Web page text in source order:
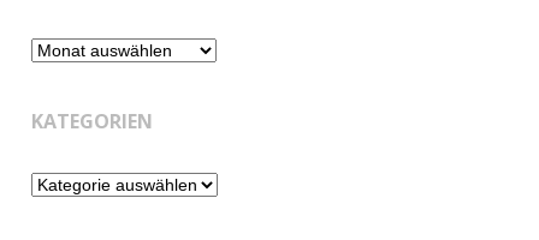
Retrospektive
KATEGORIEN
Kategorien